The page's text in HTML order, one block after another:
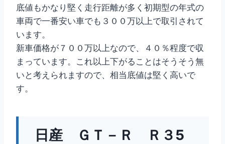
底値もかなり堅く走行距離が多く初期型の年式の
車両で一番安い車でも３００万以上で取引されて
います。
新車価格が７００万以上なので、４０％程度で収
まっています。これ以上下がることはそうそう無
いと考えられますので、相当底値は堅く高いで
す。
日産 ＧＴ－Ｒ Ｒ３5